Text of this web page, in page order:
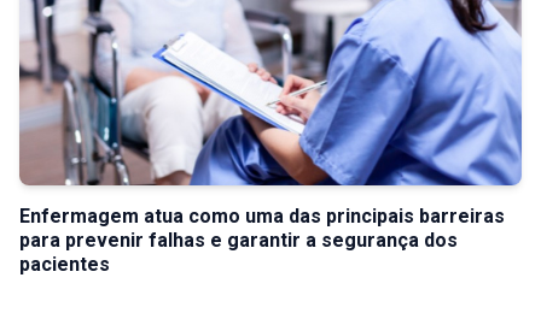
Enfermagem atua como uma das principais barreiras
para prevenir falhas e garantir a segurança dos
pacientes